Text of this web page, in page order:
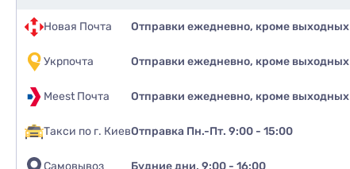
Новая Почта Отправки ежедневно, кроме выходных
Укрпочта Отправки ежедневно, кроме выходных
Meest Почта Отправки ежедневно, кроме выходных
Такси по г. КиевОтправка Пн.-Пт. 9:00 - 15:00
Самовывоз Будние дни, 9:00 - 16:00